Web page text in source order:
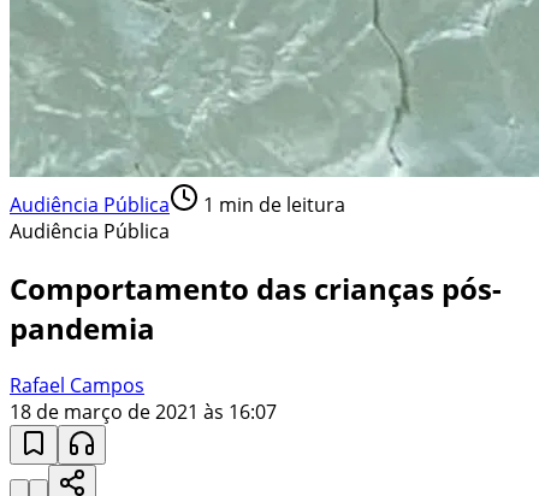
Audiência Pública 1 min de leitura
Audiência Pública
Comportamento das crianças pós-
pandemia
Rafael Campos
18 de março de 2021 às 16:07